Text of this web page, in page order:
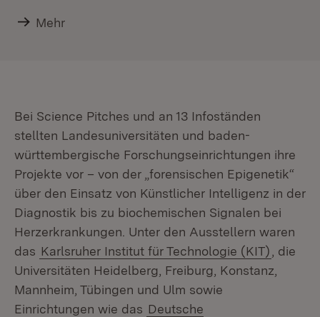
Mehr
Bei Science Pitches und an 13 Infoständen
stellten Landesuniversitäten und baden-
württembergische Forschungseinrichtungen ihre
Projekte vor – von der „forensischen Epigenetik“
über den Einsatz von Künstlicher Intelligenz in der
Diagnostik bis zu biochemischen Signalen bei
Herzerkrankungen. Unter den Ausstellern waren
das Karlsruher Institut für Technologie (KIT)
, die
Universitäten Heidelberg, Freiburg, Konstanz,
Mannheim, Tübingen und Ulm sowie
Einrichtungen wie das Deutsche